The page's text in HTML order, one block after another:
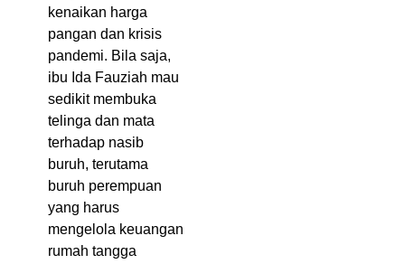
kenaikan harga
pangan dan krisis
pandemi. Bila saja,
ibu Ida Fauziah mau
sedikit membuka
telinga dan mata
terhadap nasib
buruh, terutama
buruh perempuan
yang harus
mengelola keuangan
rumah tangga